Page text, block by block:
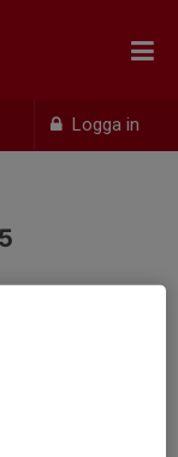
Logga in